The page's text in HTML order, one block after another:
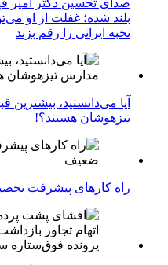
صدای تحسین دکتر امیر
بلند شده؛ غفلت از او
نخبه ایرانی را رقم بزند
آیا می‌دانستید،
تیزهوشان هستند؟!
راه کارهای پیشرفت